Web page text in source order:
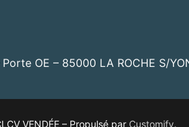
Porte OE – 85000 LA ROCHE S/
VENDÉE – Propulsé par Customify.